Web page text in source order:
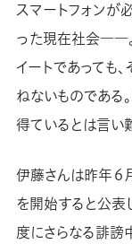
スマートフォンが
った現在社会――
イートであっても
ねないものである
得ているとは言い
伊藤さんは昨年６
を開始すると公表
度にさらなる誹謗